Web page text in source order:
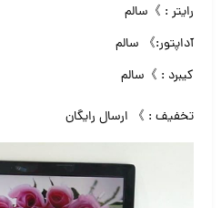
رایتر : 》سالم
آداپتور:》 سالم
کیبرد : 》سالم
تخفیف : 》 ارسال رایگان